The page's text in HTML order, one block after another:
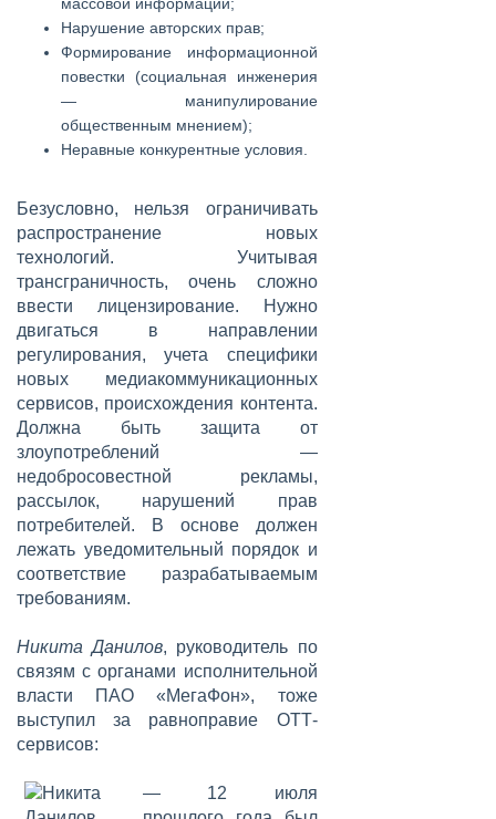
Нарушение авторских прав;
Формирование информационной
повестки (социальная инженерия
— манипулирование
общественным мнением);
Неравные конкурентные условия.
Безусловно, нельзя ограничивать
распространение новых
технологий. Учитывая
трансграничность, очень сложно
ввести лицензирование. Нужно
двигаться в направлении
регулирования, учета специфики
новых медиакоммуникационных
сервисов, происхождения контента.
Должна быть защита от
злоупотреблений —
недобросовестной рекламы,
рассылок, нарушений прав
потребителей. В основе должен
лежать уведомительный порядок и
соответствие разрабатываемым
требованиям.
Никита Данилов, руководитель по
связям с органами исполнительной
власти ПАО «МегаФон», тоже
выступил за равноправие ОТТ-
сервисов:
— 12 июля